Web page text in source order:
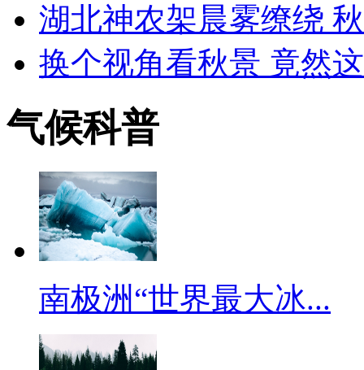
湖北神农架晨雾缭绕
换个视角看秋景 竟然
气候科普
南极洲“世界最大冰...